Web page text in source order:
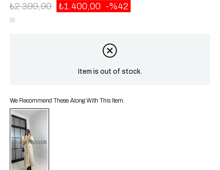
₺2.399,90 ₺1.400,00 42
Item is out of stock.
We Recommend These Along With This Item.
Out of stock